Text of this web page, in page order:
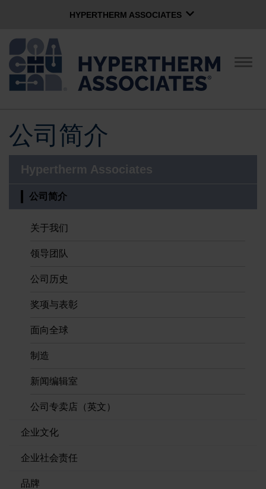
HYPERTHERM ASSOCIATES
Hypertherm海宝等离子
OMAX 水刀
切
公司简介
社区服务
品牌
招贤纳士
公司简介
Hypertherm Associates
公司简介
关于我们
领导团队
公司历史
奖项与表彰
面向全球
制造
新闻编辑室
公司专卖店（英文）
企业文化
企业社会责任
品牌